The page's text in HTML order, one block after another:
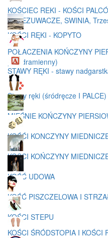
KOŚCIEC REKI - KOŚCI
PRZEZUWACZE, SWINIA,
KOŚCI RĘKI - KOPYTO
POŁACZENIA KOŃCZYNY
przedramienny)
STAWY RĘKI - stawy
Stawy ręki (śródręcze I PALCE)
MIEŚNIE KOŃCZYNY
KOŚĆI KONCZYNY
KOSCI KOŃCZYNY
KOŚĆ UDOWA
KOŚĆ PISZCZELOWA I
KOŚCI STEPU
KOŚCI ŚRÓDSTOPIA I KOŚCI